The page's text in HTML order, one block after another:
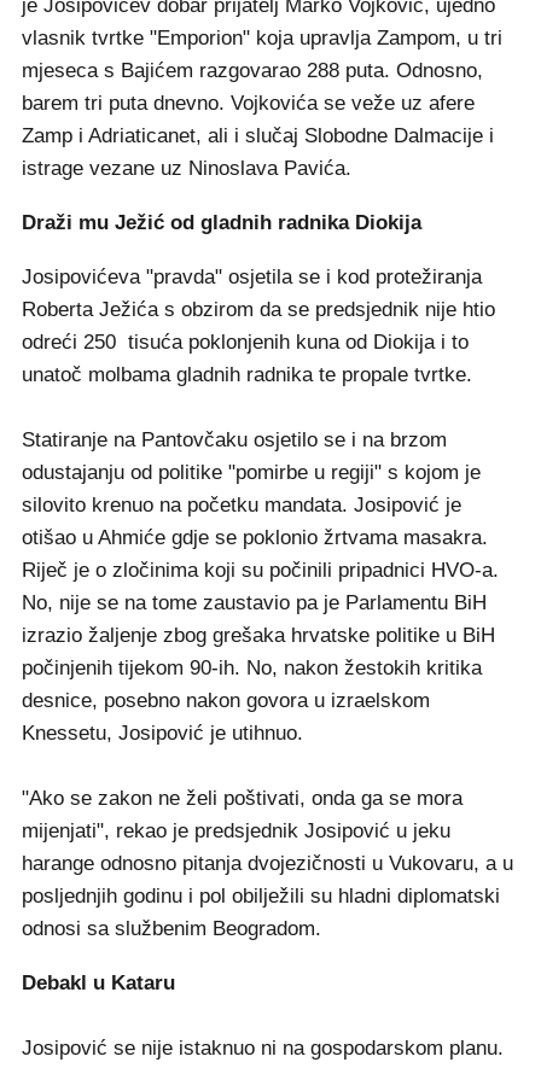
je Josipovićev dobar prijatelj Marko Vojković, ujedno
vlasnik tvrtke "Emporion" koja upravlja Zampom, u tri
mjeseca s Bajićem razgovarao 288 puta. Odnosno,
barem tri puta dnevno. Vojkovića se veže uz afere
Zamp i Adriaticanet, ali i slučaj Slobodne Dalmacije i
istrage vezane uz Ninoslava Pavića.
Draži mu Ježić od gladnih radnika Diokija
Josipovićeva "pravda" osjetila se i kod protežiranja
Roberta Ježića s obzirom da se predsjednik nije htio
odreći 250 tisuća poklonjenih kuna od Diokija i to
unatoč molbama gladnih radnika te propale tvrtke.
Statiranje na Pantovčaku osjetilo se i na brzom
odustajanju od politike "pomirbe u regiji" s kojom je
silovito krenuo na početku mandata. Josipović je
otišao u Ahmiće gdje se poklonio žrtvama masakra.
Riječ je o zločinima koji su počinili pripadnici HVO-a.
No, nije se na tome zaustavio pa je Parlamentu BiH
izrazio žaljenje zbog grešaka hrvatske politike u BiH
počinjenih tijekom 90-ih. No, nakon žestokih kritika
desnice, posebno nakon govora u izraelskom
Knessetu, Josipović je utihnuo.
"Ako se zakon ne želi poštivati, onda ga se mora
mijenjati", rekao je predsjednik Josipović u jeku
harange odnosno pitanja dvojezičnosti u Vukovaru, a u
posljednjih godinu i pol obilježili su hladni diplomatski
odnosi sa službenim Beogradom.
Debakl u Kataru
Josipović se nije istaknuo ni na gospodarskom planu.